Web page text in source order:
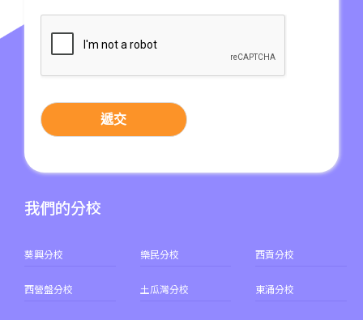
保姆車1
水邊圍邨, 錦田市, 八鄉, 錦上路,
路, 錦綉花園, 米埔, 新田, 落馬
洲
我們的分校
葵興分校
西營盤分校
樂民分校
土瓜灣分校
西貢分校
東涌分校
遞交